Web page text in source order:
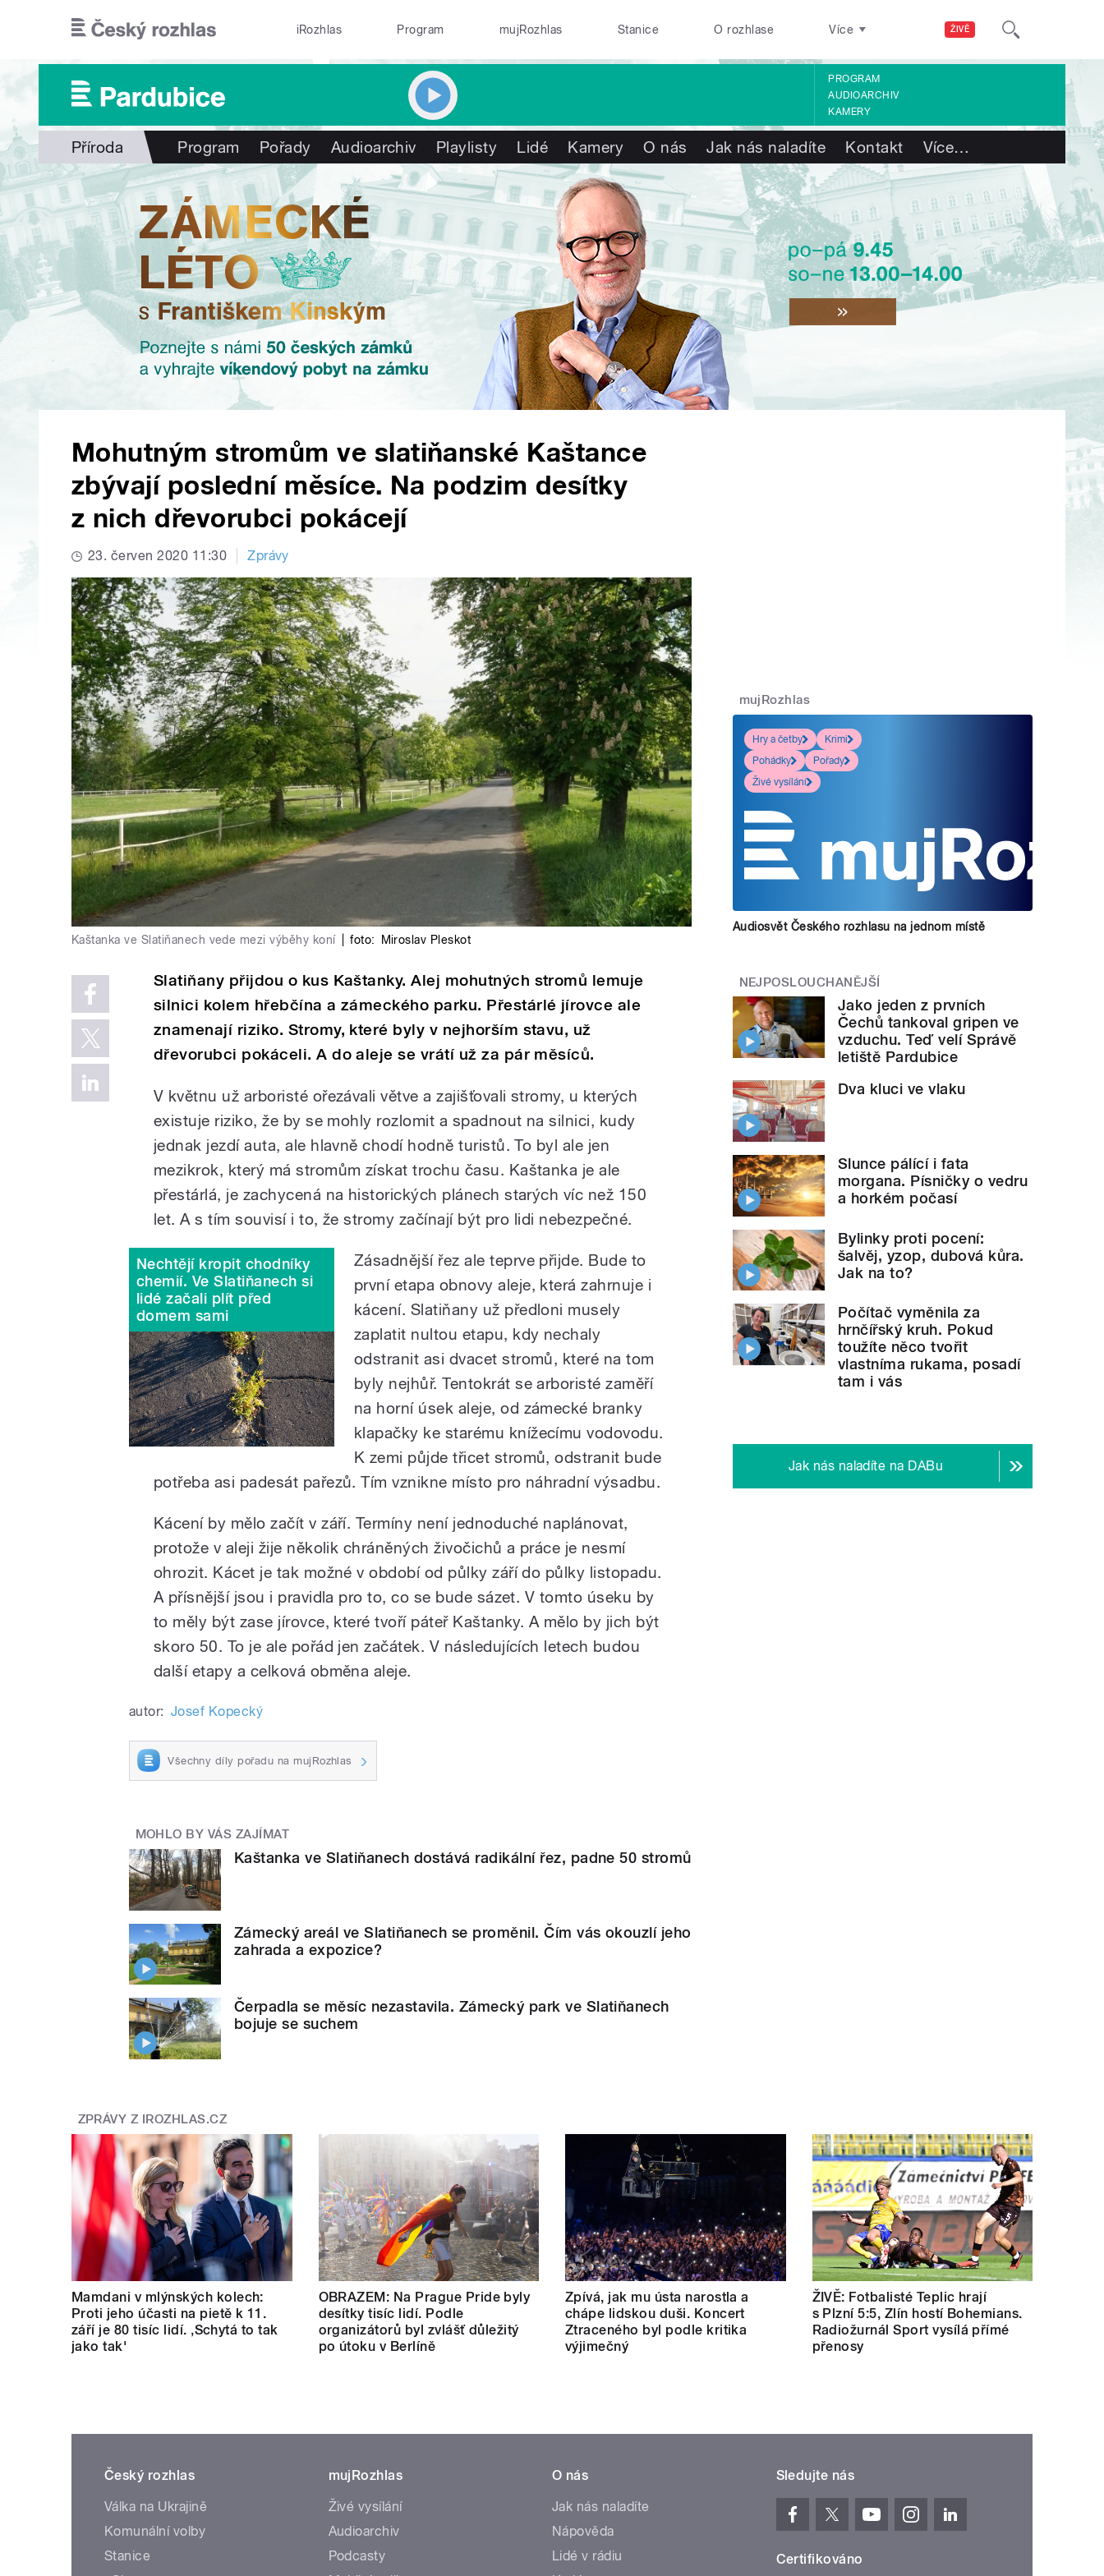
ŽIVĚ
iRozhlas Program mujRozhlas Stanice O rozhlase Více
PROGRAM
AUDIOARCHIV
KAMERY
Příroda Program Pořady Audioarchiv Playlisty Lidé Kamery O nás Jak nás naladíte Kontakt Více…
Mohutným stromům ve slatiňanské Kaštance
zbývají poslední měsíce. Na podzim desítky
z nich dřevorubci pokácejí
23. červen 2020 11:30 Zprávy
Kaštanka ve Slatiňanech vede mezi výběhy koní foto: Miroslav Pleskot
Slatiňany přijdou o kus Kaštanky. Alej mohutných stromů lemuje
silnici kolem hřebčína a zámeckého parku. Přestárlé jírovce ale
znamenají riziko. Stromy, které byly v nejhorším stavu, už
dřevorubci pokáceli. A do aleje se vrátí už za pár měsíců.
V květnu už arboristé ořezávali větve a zajišťovali stromy, u kterých
existuje riziko, že by se mohly rozlomit a spadnout na silnici, kudy
jednak jezdí auta, ale hlavně chodí hodně turistů. To byl ale jen
mezikrok, který má stromům získat trochu času. Kaštanka je ale
přestárlá, je zachycená na historických plánech starých víc než 150
let. A s tím souvisí i to, že stromy začínají být pro lidi nebezpečné.
Nechtějí kropit chodníky
chemií. Ve Slatiňanech si
lidé začali plít před
domem sami
Zásadnější řez ale teprve přijde. Bude to
první etapa obnovy aleje, která zahrnuje i
kácení. Slatiňany už předloni musely
zaplatit nultou etapu, kdy nechaly
odstranit asi dvacet stromů, které na tom
byly nejhůř. Tentokrát se arboristé zaměří
na horní úsek aleje, od zámecké branky
klapačky ke starému knížecímu vodovodu.
K zemi půjde třicet stromů, odstranit bude
potřeba asi padesát pařezů. Tím vznikne místo pro náhradní výsadbu.
Kácení by mělo začít v září. Termíny není jednoduché naplánovat,
protože v aleji žije několik chráněných živočichů a práce je nesmí
ohrozit. Kácet je tak možné v období od půlky září do půlky listopadu.
A přísnější jsou i pravidla pro to, co se bude sázet. V tomto úseku by
to měly být zase jírovce, které tvoří páteř Kaštanky. A mělo by jich být
skoro 50. To je ale pořád jen začátek. V následujících letech budou
další etapy a celková obměna aleje.
autor: Josef Kopecký
Všechny díly pořadu na mujRozhlas
MOHLO BY VÁS ZAJÍMAT
Kaštanka ve Slatiňanech dostává radikální řez, padne 50 stromů
Zámecký areál ve Slatiňanech se proměnil. Čím vás okouzlí jeho
zahrada a expozice?
Čerpadla se měsíc nezastavila. Zámecký park ve Slatiňanech
bojuje se suchem
mujRozhlas
Hry a četby
Krimi
Pohádky
Pořady
Živé vysílání
Audiosvět Českého rozhlasu na jednom místě
NEJPOSLOUCHANĚJŠÍ
Jako jeden z prvních
Čechů tankoval gripen ve
vzduchu. Teď velí Správě
letiště Pardubice
Dva kluci ve vlaku
Slunce pálící i fata
morgana. Písničky o vedru
a horkém počasí
Bylinky proti pocení:
šalvěj, yzop, dubová kůra.
Jak na to?
Počítač vyměnila za
hrnčířský kruh. Pokud
toužíte něco tvořit
vlastníma rukama, posadí
tam i vás
Jak nás naladíte na DABu
ZPRÁVY Z IROZHLAS.CZ
Mamdani v mlýnských kolech:
Proti jeho účasti na pietě k 11.
září je 80 tisíc lidí. ‚Schytá to tak
jako tak'
OBRAZEM: Na Prague Pride byly
desítky tisíc lidí. Podle
organizátorů byl zvlášť důležitý
po útoku v Berlíně
Zpívá, jak mu ústa narostla a
chápe lidskou duši. Koncert
Ztraceného byl podle kritika
výjimečný
ŽIVĚ: Fotbalisté Teplic hrají
s Plzní 5:5, Zlín hostí Bohemians.
Radiožurnál Sport vysílá přímé
přenosy
Český rozhlas
Válka na Ukrajině
Komunální volby
Stanice
mujRozhlas
Živé vysílání
Audioarchiv
Podcasty
O nás
Jak nás naladíte
Nápověda
Lidé v rádiu
Sledujte nás
Certifikováno